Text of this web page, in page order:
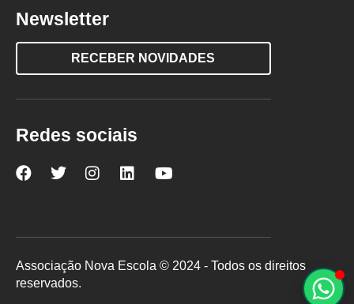
Newsletter
RECEBER NOVIDADES
Redes sociais
Nova
Facebook
Nova
Twitter
Nova
Instagram
Nova
LinkedInYouTube
Associação Nova Escola © 2024 - Todos os direitos
reservados.